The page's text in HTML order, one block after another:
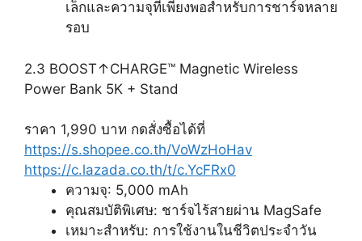
เล็กและความจุที่เพียงพอสำหรับการชาร์จหลาย
รอบ
2.3 BOOST↑CHARGE™ Magnetic Wireless
Power Bank 5K + Stand
ราคา 1,990 บาท กดสั่งซื้อได้ที่
https://s.shopee.co.th/VoWzHoHav
https://c.lazada.co.th/t/c.YcFRx0
ความจุ: 5,000 mAh
คุณสมบัติพิเศษ: ชาร์จไร้สายผ่าน MagSafe
เหมาะสำหรับ: การใช้งานในชีวิตประจำวัน